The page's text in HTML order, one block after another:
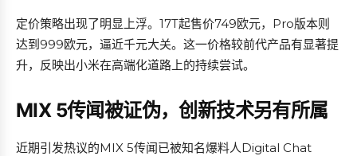
定价策略出现了明显上浮。17T起售价749欧元，Pro版本则
达到999欧元，逼近千元大关。这一价格较前代产品有显著提
升，反映出小米在高端化道路上的持续尝试。
MIX 5传闻被证伪，创新技术另有所属
近期引发热议的MIX 5传闻已被知名爆料人Digital Chat